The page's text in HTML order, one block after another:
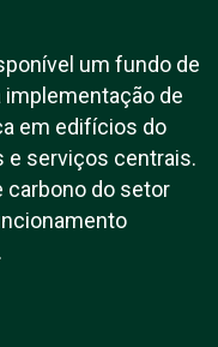
um fundo de
de
em edifícios do
e serviços centrais.
carbono do setor